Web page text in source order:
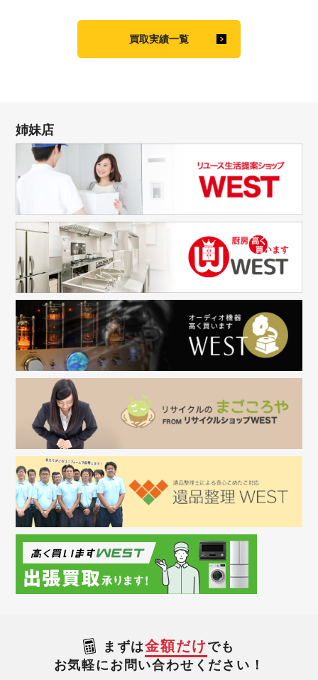
買取実績一覧
姉妹店
まずは金額だけ でも
お気軽にお問い合わせください！